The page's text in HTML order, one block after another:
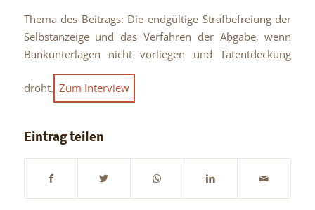
Thema des Beitrags: Die endgültige Strafbefreiung der
Selbstanzeige und das Verfahren der Abgabe, wenn
Bankunterlagen nicht vorliegen und Tatentdeckung
droht. Zum Interview
Eintrag teilen